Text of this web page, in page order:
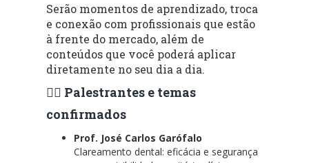
Serão momentos de aprendizado, troca
e conexão com profissionais que estão
à frente do mercado, além de
conteúdos que você poderá aplicar
diretamente no seu dia a dia.
👨‍⚕️ Palestrantes e temas
confirmados
Prof. José Carlos Garófalo
Clareamento dental: eficácia e segurança